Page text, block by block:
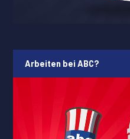
Arbeiten bei ABC?